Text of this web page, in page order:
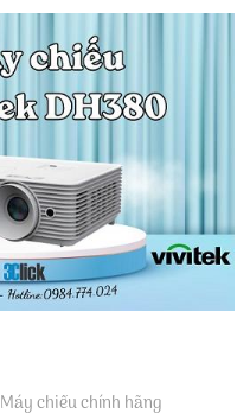
Máy chiếu chính hãng